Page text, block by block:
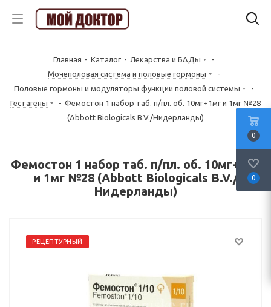
Главная - Каталог - Лекарства и БАДы
-
Mочеполовая система и половые гормоны
-
Половые гормоны и модуляторы функции половой системы
-
Гестагены
- Фемостон 1 набор таб. п/пл. об. 10мг+1мг и 1мг №28
(Abbott Biologicals B.V./Нидерланды)
Фемостон 1 набор таб. п/пл. об. 10мг+1мг
и 1мг №28 (Abbott Biologicals B.V./
Нидерланды)
РЕЦЕПТУРНЫЙ
0
0